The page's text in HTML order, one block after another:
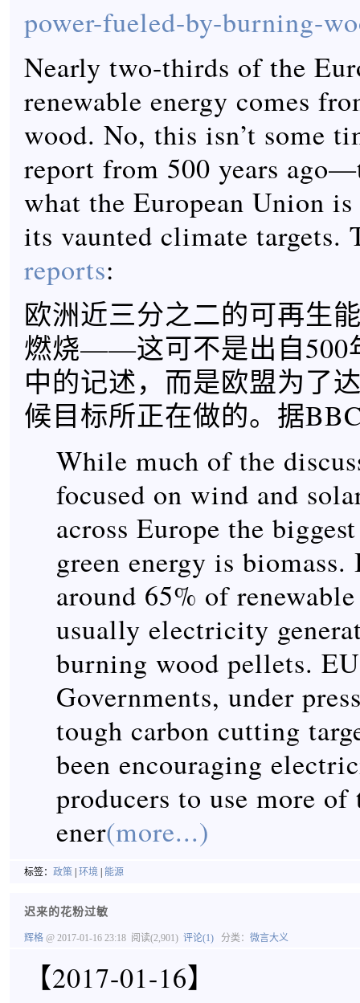
power-fueled-by-burning-
Nearly two-thirds of the
renewable energy comes
wood. No, this isn’t some
report from 500 years
what the European Union
its vaunted climate targets.
reports:
欧洲近三分之二的可再生
燃烧——这可不是出自500
中的记述，而是欧盟为了
候目标所正在做的。据
While much of the
focused on wind and
across Europe the
green energy is
around 65% of
usually electricity
burning wood pellets. EU
Governments, under
tough carbon cutting
been encouraging
producers to use more
ener(more...)
标签： 政策 环境 能源
迟来的花粉过敏
辉格 @ 2017-01-16 23:18 阅读(2,901) 评论(1) 分类： 微言大义
【2017-01-16】